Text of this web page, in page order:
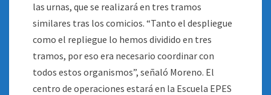
las urnas, que se realizará en tres tramos
similares tras los comicios. “Tanto el despliegue
como el repliegue lo hemos dividido en tres
tramos, por eso era necesario coordinar con
todos estos organismos”, señaló Moreno. El
centro de operaciones estará en la Escuela EPES